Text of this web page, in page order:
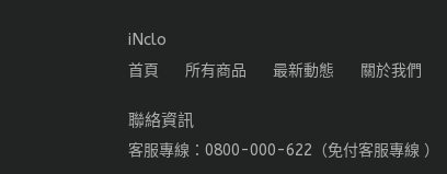
iNclo
首頁 所有商品 最新動態 關於我們
聯絡資訊
客服專線：0800-000-622（免付客服專線 ）